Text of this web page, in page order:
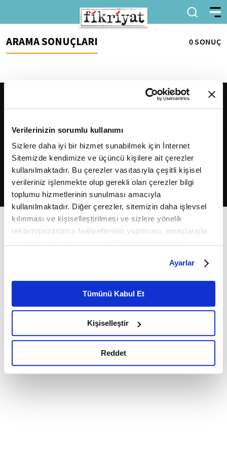
Verilerinizin sorumlu kullanımı
Sizlere daha iyi bir hizmet sunabilmek için İnternet
Sitemizde kendimize ve üçüncü kişilere ait çerezler
kullanılmaktadır. Bu çerezler vasıtasıyla çeşitli kişisel
verileriniz işlenmekte olup gerekli olan çerezler bilgi
toplumu hizmetlerinin sunulması amacıyla
kullanılmaktadır. Diğer çerezler, sitemizin daha işlevsel
kılınması ve kişiselleştirilmesi ve sizlere yönelik
reklam/pazarlama faaliyetlerinin yapılması, amaçlarıyla
belirleyebilirsiniz. Çerezlere ilişkin detaylı bilgi için
Ayarlar butonuna tıklayabilir,Çerez Bilgilendirme
Metnimizi ziyaret edebilirsiniz.
6698 sayılı Kişisel Verilerin Korunması Kanunu uyarınca
okumak ve sitemizi ziyaretiniz kapsamında
gerçekleştirilen veri işleme faaliyetleri ile ilgili daha
detaylı bilgi almak için lütfentıklayınız.
Ayarlar
Tümünü Kabul Et
Kişiselleştir
Reddet
ARAMA SONUÇLARI 0 SONUÇ
2026Fikriyat. Tüm hakları saklıdır.